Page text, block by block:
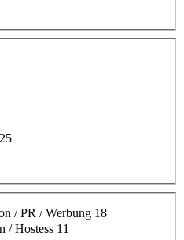
25
/ PR / Werbung 18
/ Hostess 11